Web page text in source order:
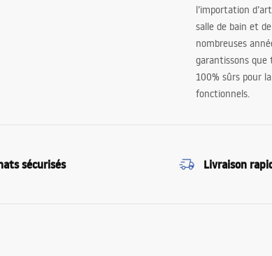
l’importation
salle de bain et
nombreuses
garantissons
100% sûrs pour
fonctionnels.
sécurisés Livraison